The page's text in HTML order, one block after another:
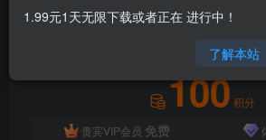
100积分
贵宾VIP会员 免费
付费资源
1.99元1天无限下载或者正在 进行中！
了解本站